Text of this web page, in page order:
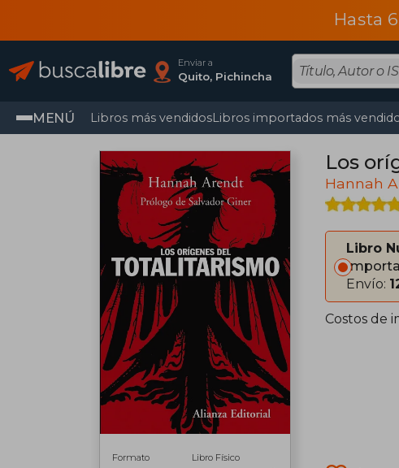
Hasta
Enviar a
Quito, Pichincha
MENÚ Libros más vendidosLibros importados más
Formato
Libro Físico
Los
Hannah
Libro
Envío:
Costos de